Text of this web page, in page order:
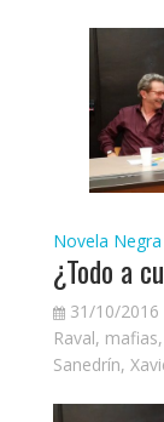
Novela Negra
¿Todo a
31/10/2016
Raval, mafias,
Sanedrín,